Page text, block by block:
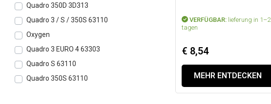
VERFÜGBAR: lieferung in 1–2
tagen
€ 8,54
MEHR ENTDECKEN
Quadro 350D 3D313
Quadro 3 / S / 350S 63110
Oxygen
Quadro 3 EURO 4 63303
Quadro S 63110
Quadro 350S 63110